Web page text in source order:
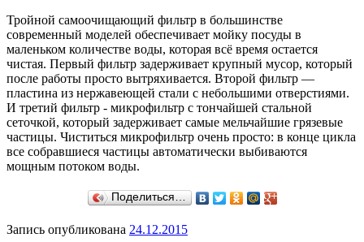
Тройной самоочищающий фильтр в большинстве
современный моделей обеспечивает мойку посуды в
маленьком количестве воды, которая всё время остается
чистая. Первый фильтр задерживает крупный мусор, который
после работы просто вытряхивается. Второй фильтр —
пластина из нержавеющей стали с небольшими отверстиями.
И третий фильтр - микрофильтр с тончайшей стальной
сеточкой, который задерживает самые мельчайшие грязевые
частицы. Чиститься микрофильтр очень просто: в конце цикла
все собравшиеся частицы автоматически выбиваются
мощным потоком воды.
Поделиться…
Запись опубликована 24.12.2015